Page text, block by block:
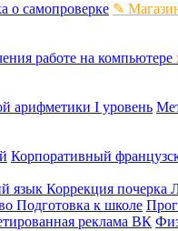
о самопроверке ✎
работе на компьютере
арифметики I уровень
Корпоративный
язык Коррекция почерка
Подготовка к школе
реклама ВК